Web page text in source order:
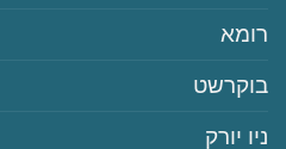
‏רומא
‏בוקרשט
‏ניו יורק